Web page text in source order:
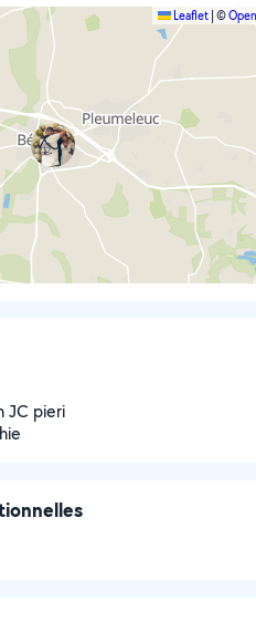
Leaflet ©
JC pieri